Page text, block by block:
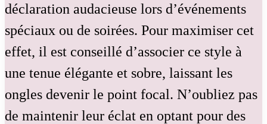
déclaration audacieuse lors d’événements
spéciaux ou de soirées. Pour maximiser cet
effet, il est conseillé d’associer ce style à
une tenue élégante et sobre, laissant les
ongles devenir le point focal. N’oubliez pas
de maintenir leur éclat en optant pour des